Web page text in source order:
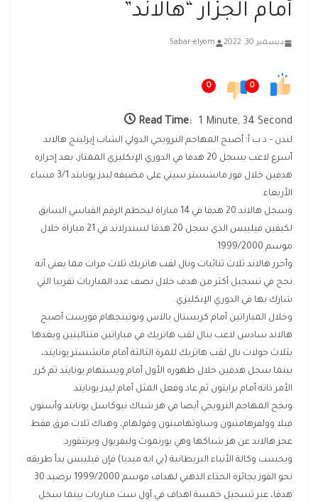
أمام الجزار “هالاند”
ديسمبر 30, 2022 5abar-elyom
0
0
Read Time: 1 Minute, 34 Second
لندن – د ب أ: أصبح المهاجم النرويجي الدولي الشاب إيرلينج هالاند
أسرع لاعب يسجل 20 هدفا في الدوري الإنكليزي الممتاز، بعد إحرازه
هدفين خلال فوز مانشستر سيتي على مضيفه ليدز يونايتد 3/1 مساء
الأربعاء.
وسجل هالاند 20 هدفا في 14 مباراة ليحطم الرقم القياسي السابق
لكيفين فيليبس الذي سجل 20 هدفا لسندرلاند في 21 مباراة خلال
موسم 1999/2000.
وأحرز هالاند ثلاث ثنائيات ونال لقب هاتريك ثلاث مرات مما يعني أنه
نجح في تسجيل أكثر من هدف خلال نصف عدد المباريات تقريبا التي
شارك بها في الدوري الإنكليزي.
وخلال المباراتين أمام كريستال بالاس ونوتينجهام فورست أصبح
هالاند سادس لاعب ينال لقب هاتريك في مباراتين متتاليتين وبعدها
بثلاث جولات نال لقب هاتريك للمرة الثالثة أمام مانشستر يونايتد،
بينما سجل هدفين خلال ظهوره الأول أمام ويستهام يونايتد ثم كرر
الأمر ذاته أمام برايتون ثم عاد وفعل المثل أمام ليدز يونايتد.
ونجح المهاجم النرويجي أيضا في هز شباك نيوكاسل يونايتد وأستون
فيلا وولفرهامتبون وساوثهامبتون وفولهام، وهناك ثلاث فرق فقط
عجز هالاند عن هز شباكها وهي بورنموث وليفربول وبرنتفورد.
وبحسب وكالة الأنباء البريطانية (بي ايه ميديا) فإن فيليبس بدأ طريقه
نحو الفوز بجائزة الحذاء الذهبي لهداف موسم 1999/2000 برصيد 30
هدفا، عبر تسجيل خمسة اهداف في أول ست مباريات بينما سجل